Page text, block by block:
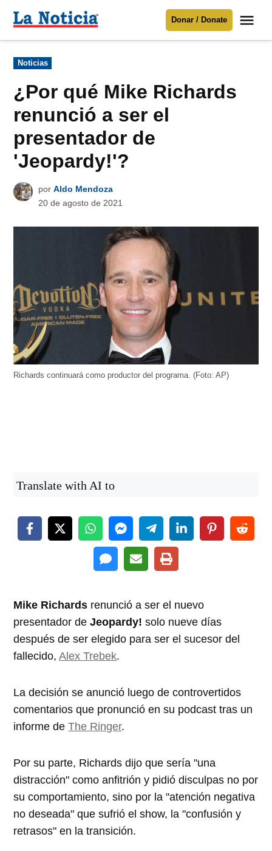
Para mantenerte informado necesitamos
Donar
contenido
Noticia
Donar / Donate
Publicado
en
Noticias
¿Por qué Mike Richards
renunció a ser el
presentador de
'Jeopardy!'?
por Aldo Mendoza
20 de agosto de 2021
Richards continuará como productor del programa. (Foto: AP)
Translate with AI to
Mike Richards renunció a ser el nuevo
presentador deJeopardy! solo nueve días
después de ser elegido para ser el sucesor del
fallecido,Alex Trebek.
La decisión se anunció luego de controvertidos
comentarios que pronunció en su podcast tras un
informe deThe Ringer.
Por su parte, Richards dijo que sería "una
distracción" como anfitrión y pidió disculpas no por
su comportamiento, sino por la "atención negativa
no deseada" que sufrió el show, la "confusión y
retrasos" en la transición.